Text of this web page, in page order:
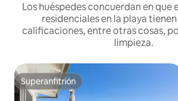
Los huéspedes concuerdan en que
residenciales en la playa
calificaciones, entre otras cosas,
limpieza.
Superanfitrión
Superanfitrión